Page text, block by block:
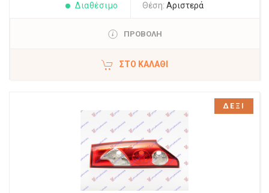
Διαθέσιμο Θέση: Αριστερά
ΠΡΟΒΟΛΗ
ΣΤΟ ΚΑΛΆΘΙ
ΔΕΞΙ